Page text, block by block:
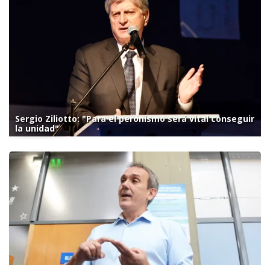
Sergio Ziliotto: "Para el peronismo será vital conseguir
la unidad"